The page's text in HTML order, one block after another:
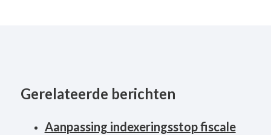
Gerelateerde berichten
Aanpassing indexeringsstop fiscale